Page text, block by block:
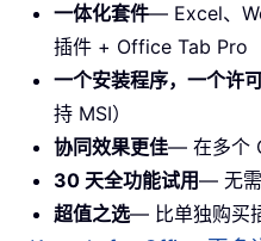
一体化套件— Excel、
插件 + Office Tab Pro
一个安装程序，一个许
持 MSI）
协同效果更佳— 在多个
30 天全功能试用— 无需
超值之选— 比单独购买